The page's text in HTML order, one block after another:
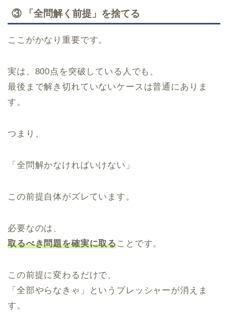
③ 「全問解く前提」を捨てる
ここがかなり重要です。
実は、800点を突破している人でも、
最後まで解き切れていないケースは普通にありま
す。
つまり、
「全問解かなければいけない」
この前提自体がズレています。
必要なのは、
取るべき問題を確実に取ることです。
この前提に変わるだけで、
「全部やらなきゃ」というプレッシャーが消えま
す。